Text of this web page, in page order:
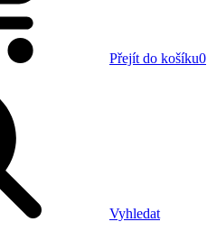
Přejít do košíku0
Vyhledat